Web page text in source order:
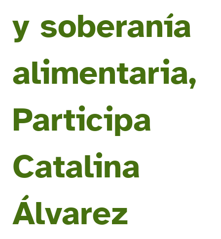
y soberanía
alimentaria,
Participa
Catalina
Álvarez